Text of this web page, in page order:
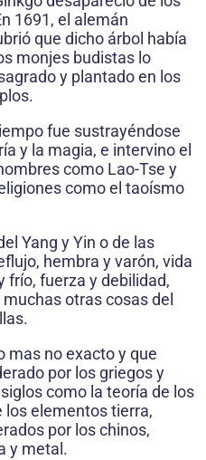
1691, el alemán
que dicho árbol había
monjes budistas lo
y plantado en los
fue sustrayéndose
y la magia, e intervino el
como Lao-Tse y
como el taoísmo
Yang y Yin o de las
hembra y varón, vida
frío, fuerza y debilidad,
otras cosas del
mas no exacto y que
por los griegos y
como la teoría de los
los elementos tierra,
por los chinos,
y metal.